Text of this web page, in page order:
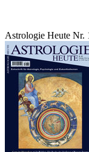
Astrologie Heute Nr.